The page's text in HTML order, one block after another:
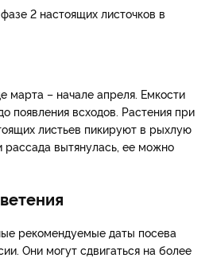
2 настоящих листочков в
марта – начале апреля. Емкости
появления всходов. Растения при
листьев пикируют в рыхлую
рассада вытянулась, ее можно
рекомендуемые даты посева
Они могут сдвигаться на более